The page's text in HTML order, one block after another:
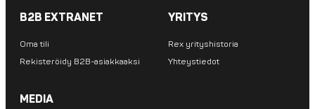
B2B EXTRANET
Oma tili
Rekisteröidy B2B-asiakkaaksi
YRITYS
Rex yrityshistoria
Yhteystiedot
MEDIA